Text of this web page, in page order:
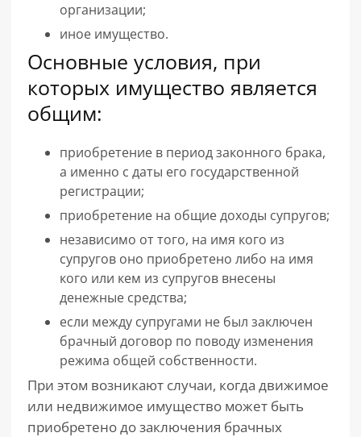
организации;
иное имущество.
Основные условия, при
которых имущество является
общим:
приобретение в период законного брака,
а именно с даты его государственной
регистрации;
приобретение на общие доходы супругов;
независимо от того, на имя кого из
супругов оно приобретено либо на имя
кого или кем из супругов внесены
денежные средства;
если между супругами не был заключен
брачный договор по поводу изменения
режима общей собственности.
При этом возникают случаи, когда движимое
или недвижимое имущество может быть
приобретено до заключения брачных